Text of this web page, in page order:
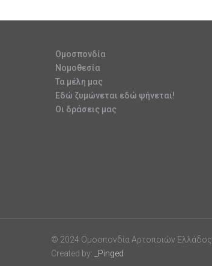
Ομοσπονδία
Νομοθεσία
Τα μέλη μας
Εδώ ζυμώνεται εδώ ψήνεται!
Οι δράσεις μας
© 2024 Ομοσπονδία Αρτοποιών Ελλάδος
Created by:
_Pinged